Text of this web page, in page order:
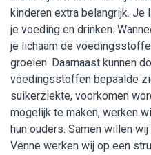
Werken bij
Contact
kinderen extra belangrijk.
je voeding en drinken.
je lichaam de
groeien. Daarnaast kunnen
voedingsstoffen bepaalde
suikerziekte, voorkomen
mogelijk te maken, werken
hun ouders. Samen willen
Venne werken wij op een